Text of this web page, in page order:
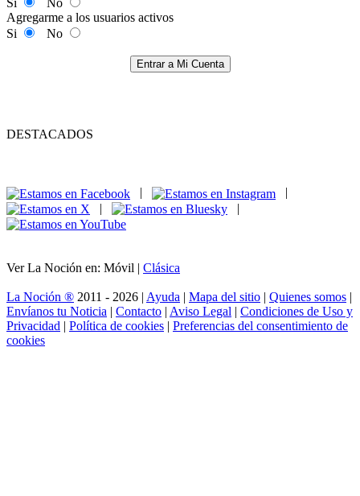
Si
No
Agregarme a los usuarios activos
Si
No
Entrar a Mi Cuenta
DESTACADOS
|
|
Ver La Noción en: Móvil | Clásica
La Noción ® 2011 - 2026 | Ayuda | Mapa del sitio | Quienes somos |
Envíanos tu Noticia | Contacto | Aviso Legal | Condiciones de Uso y
Privacidad | Política de cookies | Preferencias del consentimiento de
cookies